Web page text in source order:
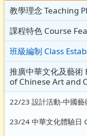
教學理念 Teaching
課程特色 Course
班級編制 Class
推廣中華文化及藝
of Chinese Art and
22/23 設計活動-中國
23/24 中華文化體驗日